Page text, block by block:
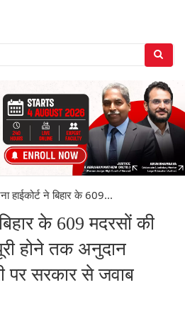
हाईकोर्ट ने बिहार के 609...
के 609 मदरसों की
होने तक अनुदान
पर सरकार से जवाब